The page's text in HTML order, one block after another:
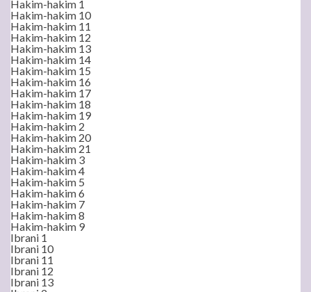
Hakim-hakim 1
Hakim-hakim 10
Hakim-hakim 11
Hakim-hakim 12
Hakim-hakim 13
Hakim-hakim 14
Hakim-hakim 15
Hakim-hakim 16
Hakim-hakim 17
Hakim-hakim 18
Hakim-hakim 19
Hakim-hakim 2
Hakim-hakim 20
Hakim-hakim 21
Hakim-hakim 3
Hakim-hakim 4
Hakim-hakim 5
Hakim-hakim 6
Hakim-hakim 7
Hakim-hakim 8
Hakim-hakim 9
Ibrani 1
Ibrani 10
Ibrani 11
Ibrani 12
Ibrani 13